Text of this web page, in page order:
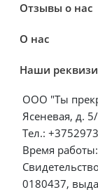
Отзывы о нас
О нас
Наши
ООО "Ты
Ясеневая, д.
Тел.:
Время
0180437,